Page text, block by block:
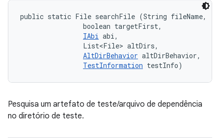
public static File searchFile (String fileName,
                boolean targetFirst,
IAbi abi,
                List<File> altDirs,
AltDirBehavior altDirBehavior,
TestInformation testInfo)
Pesquisa um artefato de teste/arquivo de dependência
no diretório de teste.